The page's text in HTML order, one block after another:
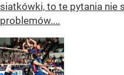
siatkówki, to te pytania nie
problemów....